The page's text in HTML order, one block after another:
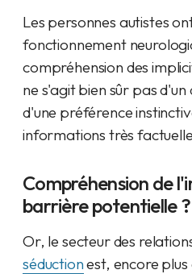
Les personnes autistes
fonctionnement
compréhension des
ne s'agit bien sûr pas
d'une préférence
informations très
Compréhension de
barrière potentielle ?
Or, le secteur des
séductionest, encore